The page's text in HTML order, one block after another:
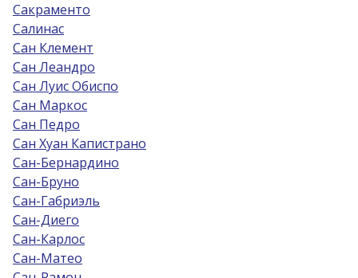
Сакраменто
Салинас
Сан Клемент
Сан Леандро
Сан Луис Обиспо
Сан Маркос
Сан Педро
Сан Хуан Капистрано
Сан-Бернардино
Сан-Бруно
Сан-Габриэль
Сан-Диего
Сан-Карлос
Сан-Матео